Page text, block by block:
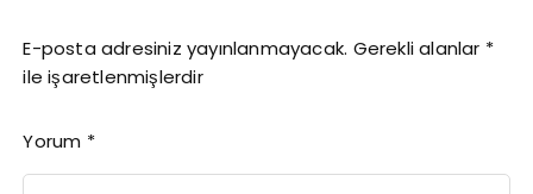
E-posta adresiniz yayınlanmayacak. Gerekli alanlar *
ile işaretlenmişlerdir
Yorum *